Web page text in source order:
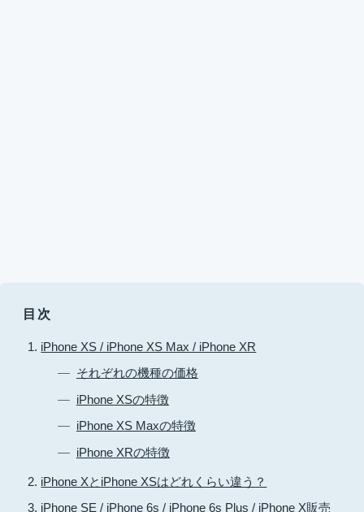
目次
iPhone XS / iPhone XS Max / iPhone XR
それぞれの機種の価格
iPhone XSの特徴
iPhone XS Maxの特徴
iPhone XRの特徴
iPhone XとiPhone XSはどれくらい違う？
iPhone SE / iPhone 6s / iPhone 6s Plus / iPhone X販売